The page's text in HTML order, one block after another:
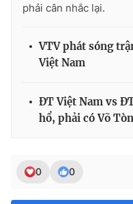
phải cân nhắc lại.
VTV phát sóng
Việt Nam
ĐT Việt Nam vs
hổ, phải có Võ
0 0